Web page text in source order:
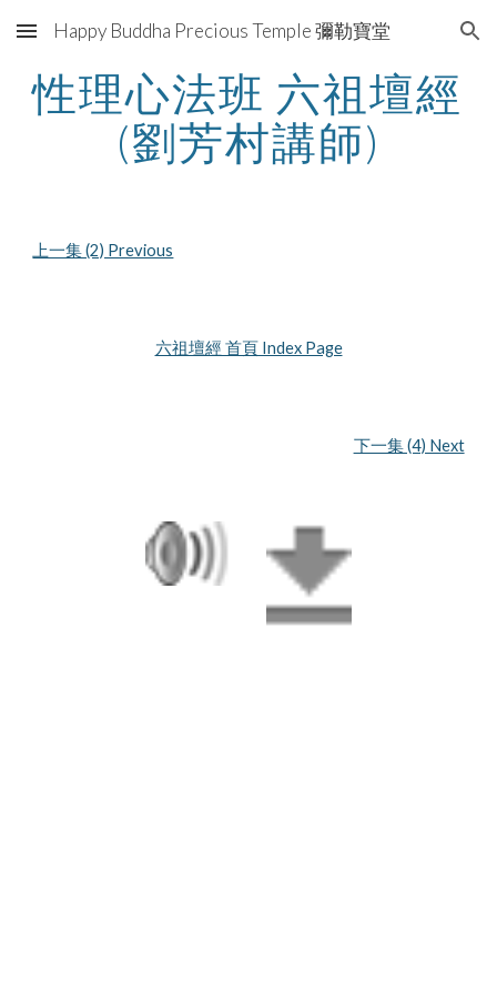
Skip to main content Skip to navigation
Happy Buddha Precious Temple 彌勒寶堂
性理心法班 六祖壇經
(劉芳村講師)
上一集 (2) Previous
六祖壇經 首頁 Index Page
下一集 (4) Next